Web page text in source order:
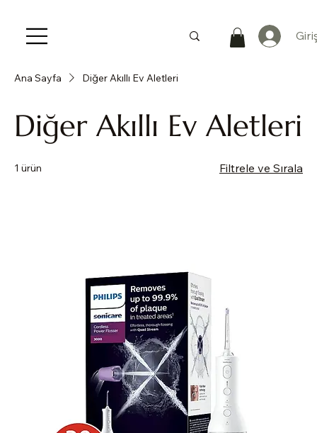
Ana Sayfa Diğer Akıllı Ev Aletleri
Diğer Akıllı Ev Aletleri
1 ürün Filtrele ve Sırala